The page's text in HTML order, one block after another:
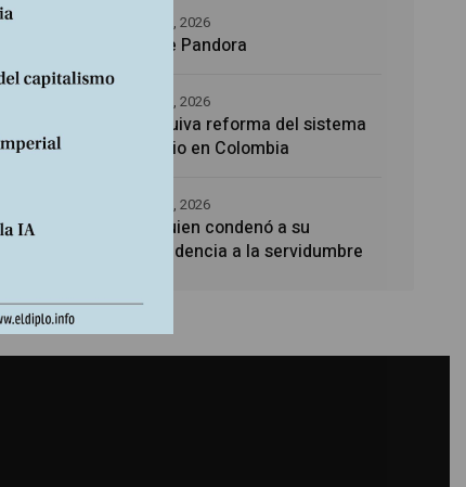
Caja de Pandora
4 agosto, 2026
La esquiva reforma del sistema
sanitario en Colombia
4 agosto, 2026
Noé, quien condenó a su
descendencia a la servidumbre
4 agosto, 2026